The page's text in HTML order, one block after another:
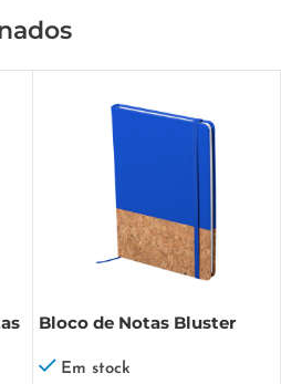
Bloco de Notas Bluster
Em stock